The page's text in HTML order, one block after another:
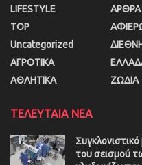
LIFESTYLE
TOP
Uncategorized
ΑΓΡΟΤΙΚΑ
ΑΘΛΗΤΙΚΑ
ΑΡΘΡΑ
ΖΩΔΙΑ
ΤΕΛΕΥΤΑΙΑ ΝΕΑ
του σεισμού